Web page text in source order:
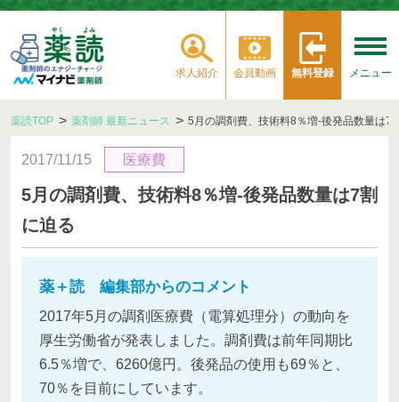
求人紹介 会員動画 無料登録 メニュー
薬読TOP 薬剤師 最新ニュース 5月の調剤費、技術料8％増‐後発品数量は7
2017/11/15 医療費
5月の調剤費、技術料8％増‐後発品数量は7割
に迫る
薬＋読 編集部からのコメント
2017年5月の調剤医療費（電算処理分）の動向を
厚生労働省が発表しました。調剤費は前年同期比
6.5％増で、6260億円。後発品の使用も69％と、
70％を目前にしています。